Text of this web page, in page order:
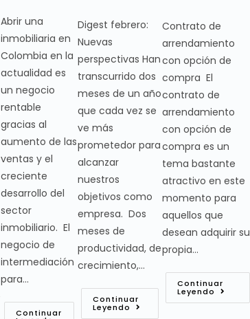
Abrir una
inmobiliaria en
Colombia en la
actualidad es
un negocio
rentable
gracias al
aumento de las
ventas y el
creciente
desarrollo del
sector
inmobiliario. El
negocio de
intermediación
para…
Continuar
Digest febrero:
Nuevas
perspectivas Han
transcurrido dos
meses de un año
que cada vez se
ve más
prometedor para
alcanzar
nuestros
objetivos como
empresa. Dos
meses de
productividad, de
crecimiento,…
Continuar
Leyendo
Contrato de
arrendamiento
con opción de
compra El
contrato de
arrendamiento
con opción de
compra es un
tema bastante
atractivo en este
momento para
aquellos que
desean adquirir su
propia…
Continuar
Leyendo